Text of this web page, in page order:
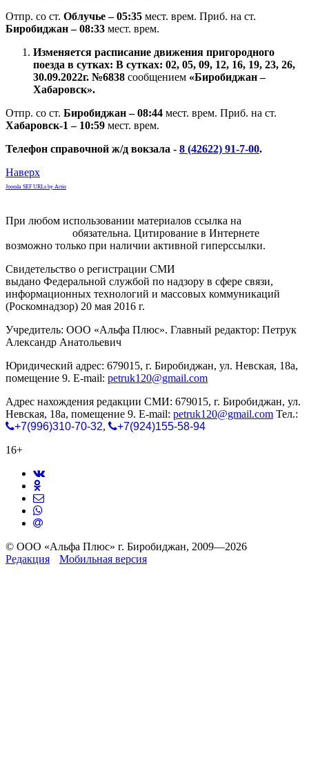
Отпр. со ст. Облучье – 05:35 мест. врем. Приб. на ст.
Биробиджан – 08:33 мест. врем.
Изменяется расписание движения пригородного
поезда в сутках: В сутках: 02, 05, 09, 12, 16, 19, 23, 26,
30.09.2022г. №6838 сообщением «Биробиджан –
Хабаровск».
Отпр. со ст. Биробиджан – 08:44 мест. врем. Приб. на ст.
Хабаровск-1 – 10:59 мест. врем.
Телефон справочной ж/д вокзала - 8 (42622) 91-7-00.
Наверх
Joomla SEF URLs by Artio
При любом использовании материалов ссылка на
обязательна. Цитирование в Интернете
возможно только при наличии активной гиперссылки.
Свидетельство о регистрации СМИ
выдано Федеральной службой по надзору в сфере связи,
информационных технологий и массовых коммуникаций
(Роскомнадзор) 20 мая 2016 г.
Учредитель: ООО «Альфа Плюс». Главный редактор: Петрук
Александр Анатольевич
Юридический адрес: 679015, г. Биробиджан, ул. Невская, 18а,
помещение 9. E-mail: petruk120@gmail.com
Адрес нахождения редакции СМИ: 679015, г. Биробиджан, ул.
Невская, 18а, помещение 9. E-mail: petruk120@gmail.com Тел.:
+7(996)310-70-32,
+7(924)155-58-94
16+
© ООО «Альфа Плюс» г. Биробиджан, 2009—2026
Редакция
Мобильная версия